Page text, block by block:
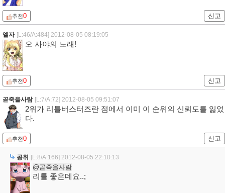
추천0 신고
엘자 [L:46/A:484] 2012-08-05 08:19:05
오 사야의 노래!
추천0 신고
곧죽을사람 [L:7/A:72] 2012-08-05 09:51:07
2위가 리틀버스터즈란 점에서 이미 이 순위의 신뢰도를 잃었
다.
추천0 신고
콩취 [L:8/A:166] 2012-08-05 22:10:13
@곧죽을사람
리틀 좋은데요..;